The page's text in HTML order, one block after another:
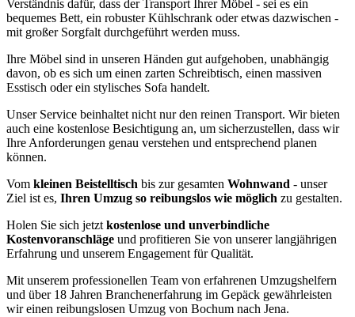
Verständnis dafür, dass der Transport Ihrer Möbel - sei es ein
bequemes Bett, ein robuster Kühlschrank oder etwas dazwischen -
mit großer Sorgfalt durchgeführt werden muss.
Ihre Möbel sind in unseren Händen gut aufgehoben, unabhängig
davon, ob es sich um einen zarten Schreibtisch, einen massiven
Esstisch oder ein stylisches Sofa handelt.
Unser Service beinhaltet nicht nur den reinen Transport. Wir bieten
auch eine kostenlose Besichtigung an, um sicherzustellen, dass wir
Ihre Anforderungen genau verstehen und entsprechend planen
können.
Vom kleinen Beistelltisch bis zur gesamten Wohnwand - unser
Ziel ist es, Ihren Umzug so reibungslos wie möglich zu gestalten.
Holen Sie sich jetzt kostenlose und unverbindliche
Kostenvoranschläge und profitieren Sie von unserer langjährigen
Erfahrung und unserem Engagement für Qualität.
Mit unserem professionellen Team von erfahrenen Umzugshelfern
und über 18 Jahren Branchenerfahrung im Gepäck gewährleisten
wir einen reibungslosen Umzug von Bochum nach Jena.